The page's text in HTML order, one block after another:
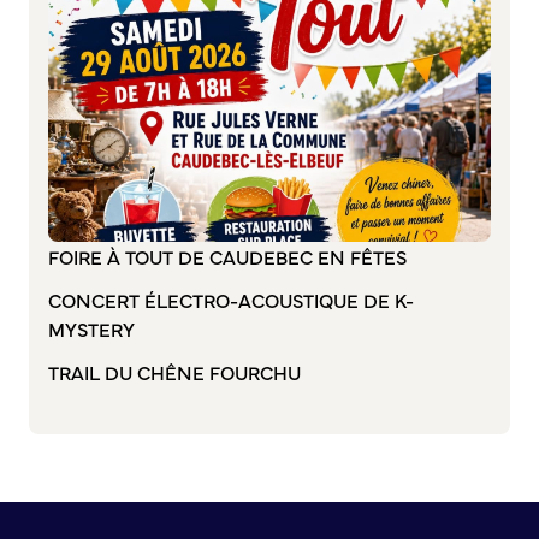
FOIRE À TOUT DE CAUDEBEC EN FÊTES
CONCERT ÉLECTRO-ACOUSTIQUE DE K-
MYSTERY
TRAIL DU CHÊNE FOURCHU
Réseaux sociaux
Journal municipal
Le Territoire
La Métropole de Rouen Normandie
Le Département de la Seine-Maritime
La Région Normandie
Culture
Espace Bourvil
Studio Gainsbourg